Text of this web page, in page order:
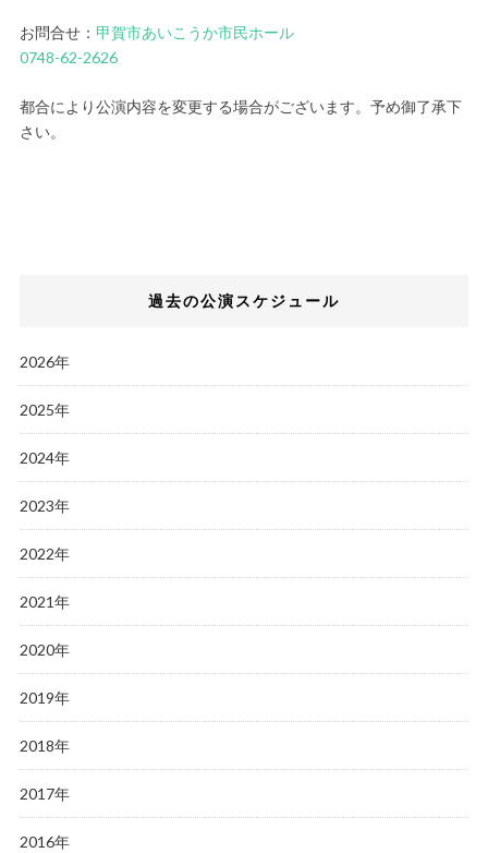
お問合せ： 甲賀市あいこうか市民ホール
0748-62-2626
都合により公演内容を変更する場合がございます。予め御了承下
さい。
過去の公演スケジュール
2026年
2025年
2024年
2023年
2022年
2021年
2020年
2019年
2018年
2017年
2016年